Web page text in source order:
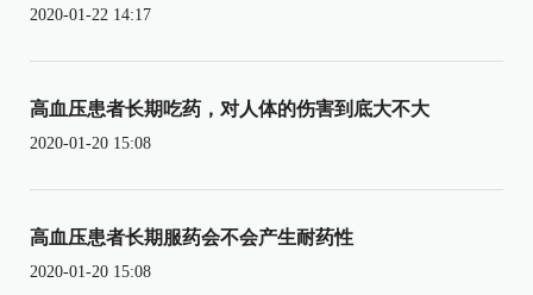
2020-01-22 14:17
高血压患者长期吃药，对人体的伤害到底大不大
2020-01-20 15:08
高血压患者长期服药会不会产生耐药性
2020-01-20 15:08